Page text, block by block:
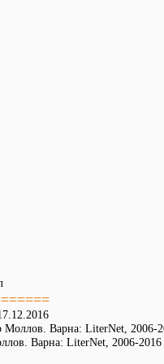
Моллов. Варна: LiterNet, 2006-
Варна: LiterNet, 2006-2016